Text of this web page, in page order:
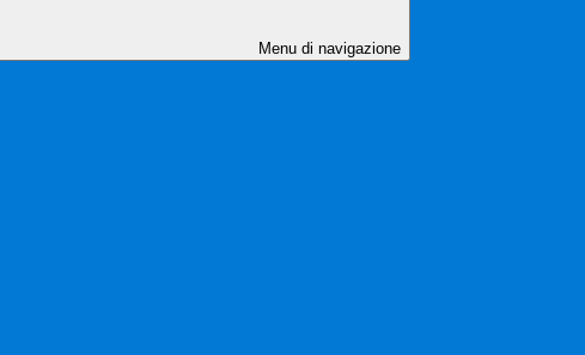
Menu di navigazione